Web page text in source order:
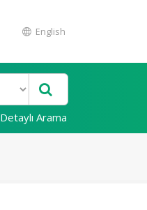
English
Detaylı Arama